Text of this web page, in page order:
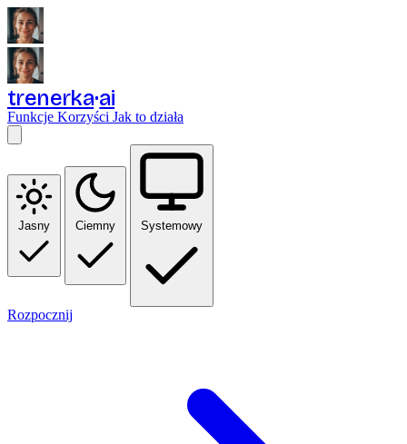
trenerka ai
Funkcje Korzyści Jak to działa
Jasny Ciemny Systemowy
Rozpocznij